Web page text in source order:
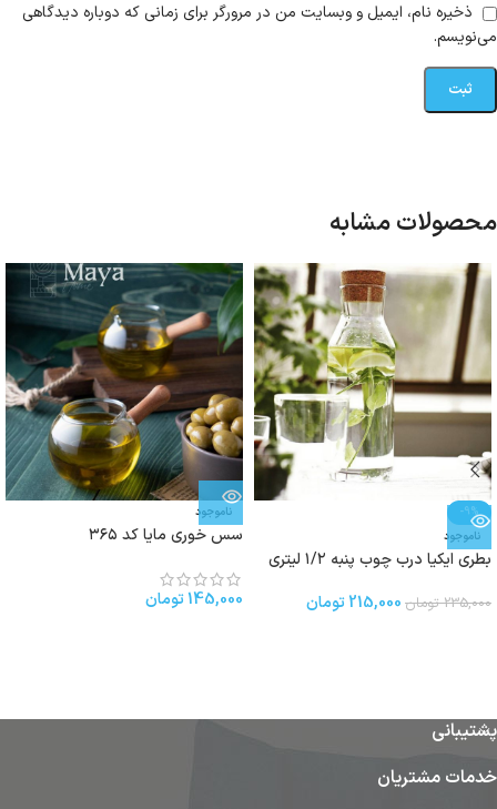
ذخیره نام، ایمیل و وبسایت من در مرورگر برای زمانی که دوباره دیدگاهی
می‌نویسم.
محصولات مشابه
-9%
ناموجود
بطری ایکیا درب چوب پنبه ۱/۲ لیتری
235,000 تومان 215,000تومان
ناموجود
سس خوری مایا کد ۳۶۵
145,000تومان
پشتیبانی
خدمات مشتریان